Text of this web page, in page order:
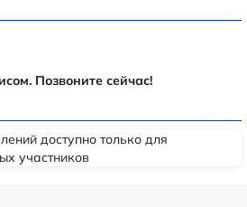
Позвоните сейчас!
доступно только для
участников